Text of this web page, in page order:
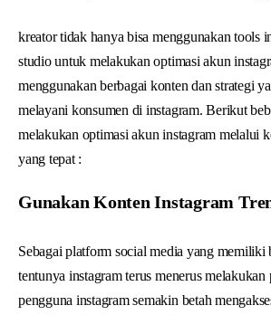
kreator tidak hanya bisa menggunakan tools
studio untuk melakukan optimasi akun
menggunakan berbagai konten dan strategi
melayani konsumen di instagram. Berikut
melakukan optimasi akun instagram melalui
yang tepat :
Gunakan Konten Instagram
Sebagai platform social media yang memiliki
tentunya instagram terus menerus melakukan
pengguna instagram semakin betah